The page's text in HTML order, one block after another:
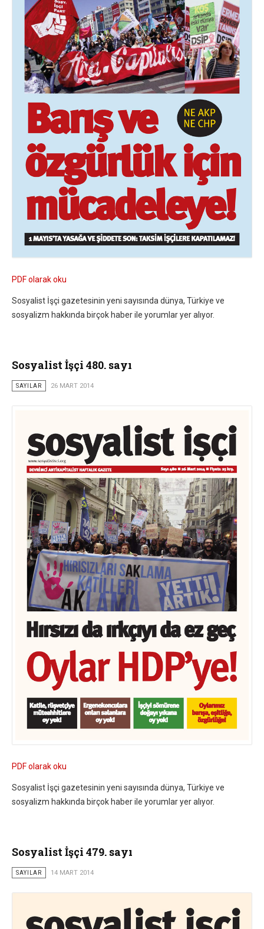
PDF olarak oku
Sosyalist İşçi gazetesinin yeni sayısında dünya, Türkiye ve
sosyalizm hakkında birçok haber ile yorumlar yer alıyor.
Sosyalist İşçi 480. sayı
SAYILAR 26 MART 2014
PDF olarak oku
Sosyalist İşçi gazetesinin yeni sayısında dünya, Türkiye ve
sosyalizm hakkında birçok haber ile yorumlar yer alıyor.
Sosyalist İşçi 479. sayı
SAYILAR 14 MART 2014